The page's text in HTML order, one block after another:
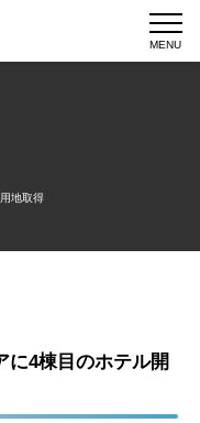
MENU
地取得
に4棟目のホテル開